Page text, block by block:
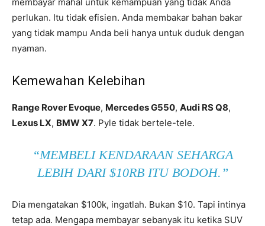
perlukan. Itu tidak efisien. Anda membakar bahan bakar
yang tidak mampu Anda beli hanya untuk duduk dengan
nyaman.
Kemewahan Kelebihan
Range Rover Evoque, Mercedes G550, Audi RS Q8,
Lexus LX, BMW X7. Pyle tidak bertele-tele.
“MEMBELI KENDARAAN SEHARGA
LEBIH DARI $10RB ITU BODOH.”
Dia mengatakan $100k, ingatlah. Bukan $10. Tapi intinya
tetap ada. Mengapa membayar sebanyak itu ketika SUV